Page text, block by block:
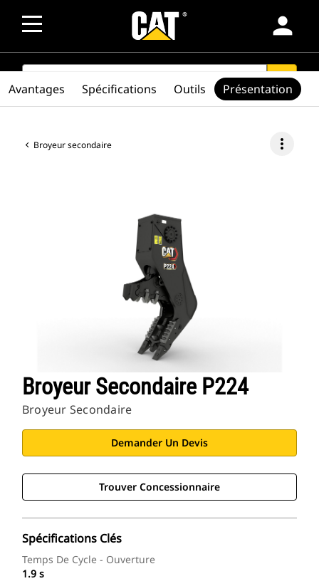
person
SEARCH search
Broyeur secondaire more_vert
Broyeur Secondaire P224
Broyeur Secondaire
Demander Un Devis
Trouver Concessionnaire
Spécifications Clés
Temps De Cycle - Ouverture
1.9 s
Avantages Spécifications Outils Présentation